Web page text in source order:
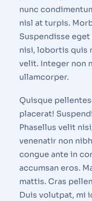
nunc
nisl at turpis.
Suspendisse
nisi, lobortis quis
velit. Integer non
ullamcorper.
Quisque
placerat!
Phasellus velit
venenatir non
congue ante in
accumsan eros.
mattis. Cras
Duis volutpat, mi